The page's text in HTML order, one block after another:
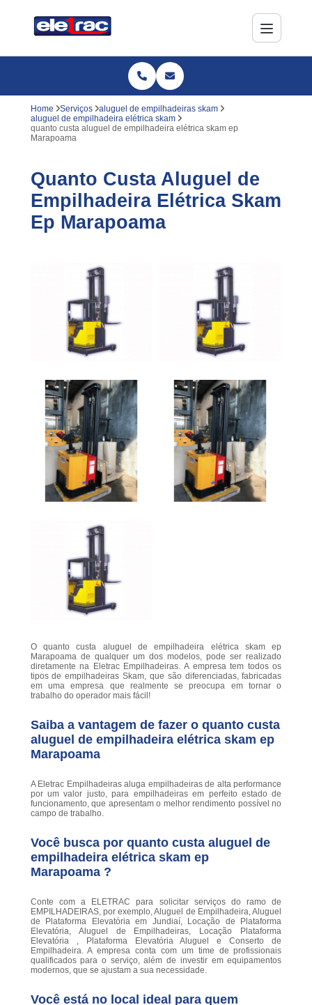
Home Serviços
aluguel de empilhadeiras skam
aluguel de empilhadeira elétrica skam
quanto custa aluguel de empilhadeira elétrica skam ep
Marapoama
Quanto Custa Aluguel de
Empilhadeira Elétrica Skam
Ep Marapoama
O quanto custa aluguel de empilhadeira elétrica skam ep
Marapoama de qualquer um dos modelos, pode ser realizado
diretamente na Eletrac Empilhadeiras. A empresa tem todos os
tipos de empilhadeiras Skam, que são diferenciadas, fabricadas
em uma empresa que realmente se preocupa em tornar o
trabalho do operador mais fácil!
Saiba a vantagem de fazer o quanto custa
aluguel de empilhadeira elétrica skam ep
Marapoama
A Eletrac Empilhadeiras aluga empilhadeiras de alta performance
por um valor justo, para empilhadeiras em perfeito estado de
funcionamento, que apresentam o melhor rendimento possível no
campo de trabalho.
Você busca por quanto custa aluguel de
empilhadeira elétrica skam ep
Marapoama ?
Conte com a ELETRAC para solicitar serviços do ramo de
EMPILHADEIRAS, por exemplo, Aluguel de Empilhadeira, Aluguel
de Plataforma Elevatória em Jundiaí, Locação de Plataforma
Elevatória, Aluguel de Empilhadeiras, Locação Plataforma
Elevatória , Plataforma Elevatória Aluguel e Conserto de
Empilhadeira. A empresa conta com um time de profissionais
qualificados para o serviço, além de investir em equipamentos
modernos, que se ajustam a sua necessidade.
Você está no local ideal para quem